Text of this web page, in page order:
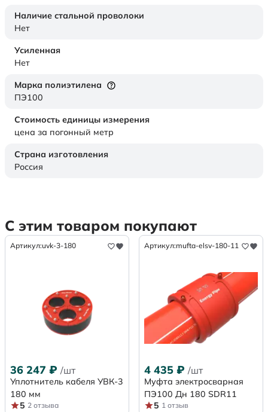
Наличие стальной проволоки
Нет
Усиленная
Нет
Марка полиэтилена
ПЭ100
Стоимость единицы измерения
цена за погонный метр
Страна изготовления
Россия
С этим товаром покупают
Артикул:uvk-3-180
36 247 ₽ /шт
Уплотнитель кабеля УВК-3
180 мм
5 2 отзыва
Артикул:mufta-elsv-180-11
4 435 ₽ /шт
Муфта электросварная
ПЭ100 Дн 180 SDR11
5 1 отзыв